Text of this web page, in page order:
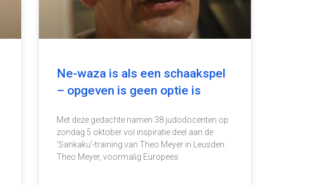
Ne-waza is als een schaakspel
– opgeven is geen optie is
Met deze gedachte namen 38 judodocenten op
zondag 5 oktober vol inspiratie deel aan de
‘Sankaku’-training van Theo Meyer in Leusden.
Theo Meyer, voormalig Europees